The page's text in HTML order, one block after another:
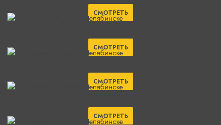
СМОТРЕТЬ
СМОТРЕТЬ
СМОТРЕТЬ
СМОТРЕТЬ